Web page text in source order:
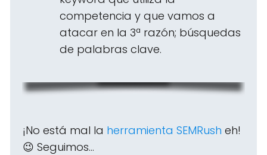
competencia y que vamos a
atacar en la 3ª razón; búsquedas
de palabras clave.
¡No está mal la herramienta SEMRush eh!
😉 Seguimos...